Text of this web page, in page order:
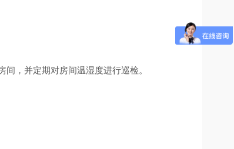
，并定期对房间温湿度进行巡检。